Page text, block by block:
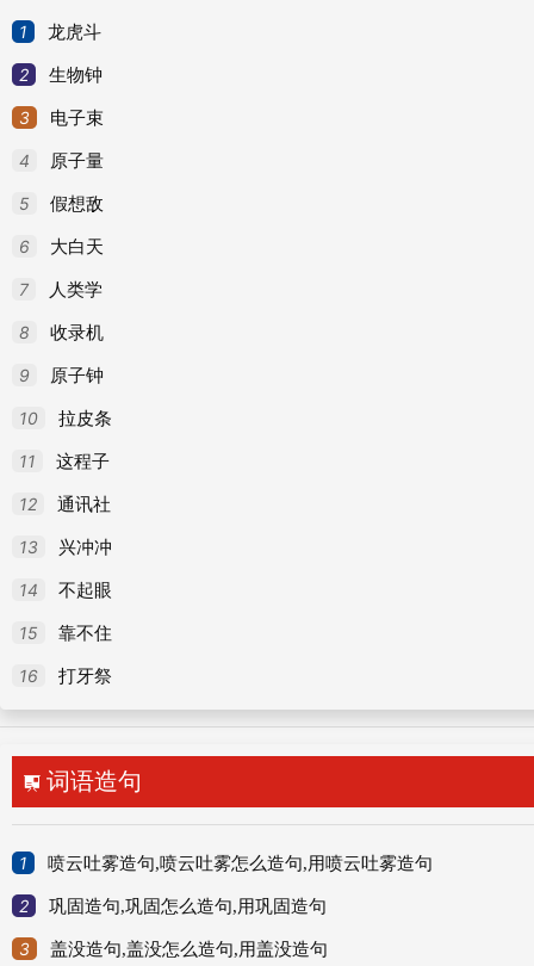
1 龙虎斗
2 生物钟
3 电子束
4 原子量
5 假想敌
6 大白天
7 人类学
8 收录机
9 原子钟
10 拉皮条
11 这程子
12 通讯社
13 兴冲冲
14 不起眼
15 靠不住
16 打牙祭
 词语造句
1 喷云吐雾造句,喷云吐雾怎么造句,用喷云吐雾造句
2 巩固造句,巩固怎么造句,用巩固造句
3 盖没造句,盖没怎么造句,用盖没造句